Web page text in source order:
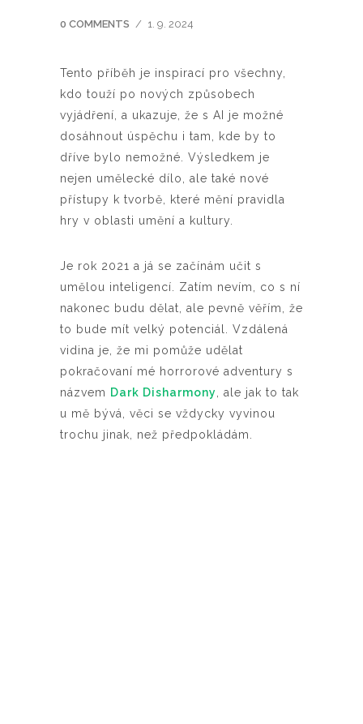
0 COMMENTS / 1. 9. 2024
Tento příběh je inspirací pro všechny,
kdo touží po nových způsobech
vyjádření, a ukazuje, že s AI je možné
dosáhnout úspěchu i tam, kde by to
dříve bylo nemožné. Výsledkem je
nejen umělecké dílo, ale také nové
přístupy k tvorbě, které mění pravidla
hry v oblasti umění a kultury.
Je rok 2021 a já se začínám učit s
umělou inteligencí. Zatím nevím, co s ní
nakonec budu dělat, ale pevně věřím, že
to bude mít velký potenciál. Vzdálená
vidina je, že mi pomůže udělat
pokračovaní mé horrorové adventury s
názvem Dark Disharmony , ale jak to tak
u mě bývá, věci se vždycky vyvinou
trochu jinak, než předpokládám.